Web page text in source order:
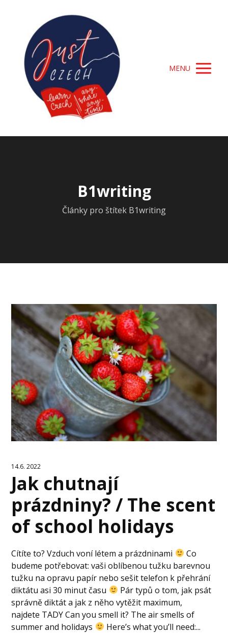
MENU
B1writing
Články pro štítek B1writing
14.6. 2022
Jak chutnají
prázdniny? / The scent
of school holidays
Cítíte to? Vzduch voní létem a prázdninami
Co
budeme potřebovat: vaši oblíbenou tužku barevnou
tužku na opravu papír nebo sešit telefon k přehrání
diktátu asi 30 minut času
Pár typů o tom, jak psát
správně diktát a jak z něho vytěžit maximum,
najdete TADY Can you smell it? The air smells of
summer and holidays
Here’s what you’ll need:...